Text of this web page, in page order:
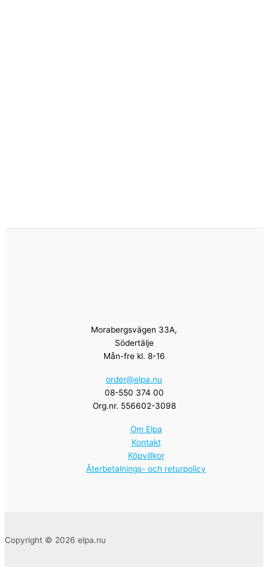
Morabergsvägen 33A,
Södertälje
Mån-fre kl. 8-16
order@elpa.nu
08-550 374 00
Org.nr. 556602-3098
Om Elpa
Kontakt
Köpvillkor
Återbetalnings- och returpolicy
Copyright © 2026 elpa.nu